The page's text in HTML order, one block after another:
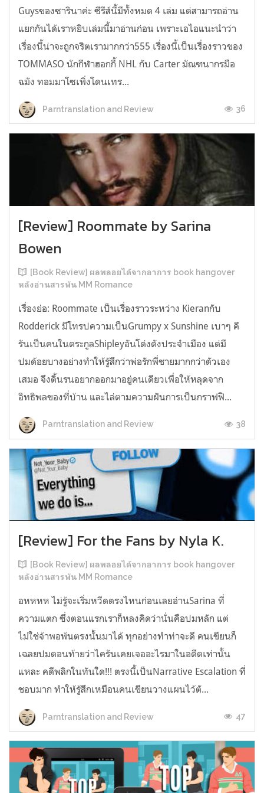
Guysของซารินาค่ะ ซีรีส์นี้มีทั้งหมด 4 เล่ม แต่สามารถอ่าน
แยกกันได้เราหยิบเล่มนี้มาอ่านก่อน เพราะเอไอแนะนำว่า
เรื่องนี้น่าจะถูกจริตเรามากกว่า555 เรื่องนี้เป็นเรื่องราวของ
TOMMASO นักกีฬาฮอกกี้ NHL กับ Carter มัณฑนากรมือ
ฉมัง ทอมมาโซเพิ่งโดนเทร...
Parntranslation and Review 36
[Review] Roommate by Sarina
Bowen
[Book Review] ผลพลอยได้จากอาการ book hangover
หลังอ่านสารพัน MM Romance
เรื่องย่อ: Roommate เป็นเรื่องราวระหว่าง Kieranกับ
Rodderick มีโทรปความเป็นGrumpy x Sunshine เบาๆ คี
รันเป็นคนในตระกูลShipleyอันโด่งดังประจำเมือง แต่มี
ปมด้อยบางอย่างทำให้รู้สึกว่าพ่อรักพี่ชายมากกว่าตัวเอง
เสมอ จึงดิ้นรนอยากออกมาอยู่คนเดียวเพื่อให้หลุดจาก
อิทธิพลของที่บ้าน และไล่ตามความฝันการเป็นกราฟฟิ...
Parntranslation and Review 38
[Review] For the Fans by Nyla K.
[Book Review] ผลพลอยได้จากอาการ book hangover
หลังอ่านสารพัน MM Romance
อหหหห ไม่รู้จะเริ่มหวีดตรงไหนก่อนเลยอ่านSarina ที่
ความแตก ซึ่งตอนแรกเราก็หลงคิดว่านั่นคือปมหลัก แต่
ไม่ใช่จ้าพอพ้นตรงนั้นมาได้ ทุกอย่างทำท่าจะดี คนเขียนก็
เฉลยปมตอนท้ายว่าไครันเคยเจออะไรมาในอดีตเท่านั้น
แหละ คดีพลิกในทันใด!!! ตรงนี้เป็นNarrative Escalation ที่
ชอบมาก ทำให้รู้สึกเหมือนคนเขียนวางแผนไว้ตั...
Parntranslation and Review 47